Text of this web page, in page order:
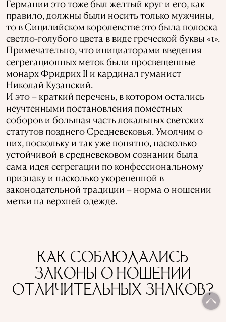
Германии это тоже был желтый круг и его, как
правило, должны были носить только мужчины,
то в Сицилийском королевстве это была полоска
светло-голубого цвета в виде греческой буквы «τ».
Примечательно, что инициаторами введения
сегрегационных меток были просвещенные
монарх Фридрих II и кардинал гуманист
Николай Кузанский.
И это – краткий перечень, в котором остались
неучтенными постановления поместных
соборов и большая часть локальных светских
статутов позднего Средневековья. Умолчим о
них, поскольку и так уже понятно, насколько
устойчивой в средневековом сознании была
сама идея сегрегации по конфессиональному
признаку и насколько укорененной в
законодательной традиции – норма о ношении
метки на верхней одежде.
КАК СОБЛЮДАЛИСЬ
ЗАКОНЫ О НОШЕНИИ
ОТЛИЧИТЕЛЬНЫХ ЗНАКОВ?